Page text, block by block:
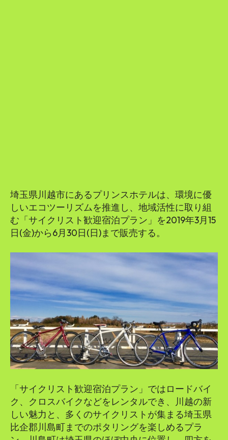
埼玉県川越市にあるプリンスホテルは、環境に優
しいエコツーリズムを推進し、地域活性に取り組
む「サイクリスト歓迎宿泊プラン」を2019年3月15
日(金)から6月30日(日)まで販売する。
「サイクリスト歓迎宿泊プラン」ではロードバイ
ク、クロスバイクなどをレンタルでき、川越の新
しい魅力と、多くのサイクリストが集まる埼玉県
比企郡川島町までのポタリングを楽しめるプラ